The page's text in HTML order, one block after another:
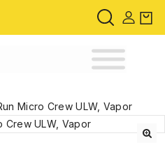
Micro Crew ULW, Vapor